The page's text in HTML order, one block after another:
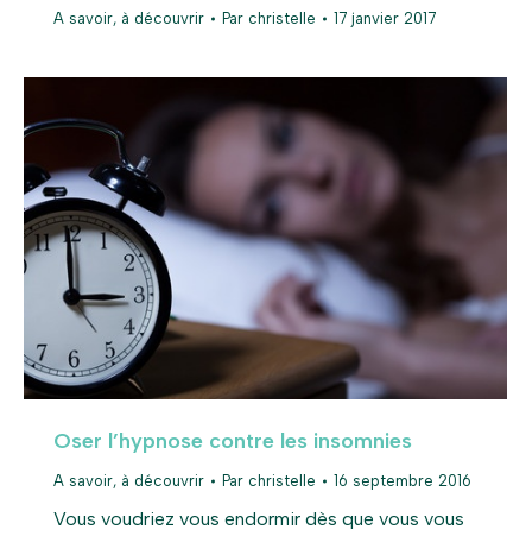
A savoir, à découvrir Par christelle 17 janvier 2017
Oser l’hypnose contre les insomnies
A savoir, à découvrir Par christelle 16 septembre 2016
Vous voudriez vous endormir dès que vous vous